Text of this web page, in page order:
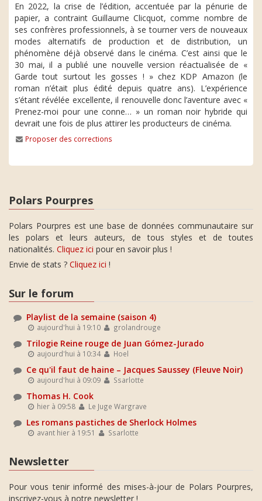
En 2022, la crise de l’édition, accentuée par la pénurie de
papier, a contraint Guillaume Clicquot, comme nombre de
ses confrères professionnels, à se tourner vers de nouveaux
modes alternatifs de production et de distribution, un
phénomène déjà observé dans le cinéma. C’est ainsi que le
30 mai, il a publié une nouvelle version réactualisée de «
Garde tout surtout les gosses ! » chez KDP Amazon (le
roman n’était plus édité depuis quatre ans). L’expérience
s’étant révélée excellente, il renouvelle donc l’aventure avec «
Prenez-moi pour une conne… » un roman noir hybride qui
devrait une fois de plus attirer les producteurs de cinéma.
Proposer des corrections
Polars Pourpres
Polars Pourpres est une base de données communautaire sur
les polars et leurs auteurs, de tous styles et de toutes
nationalités. Cliquez ici pour en savoir plus !
Envie de stats ? Cliquez ici !
Sur le forum
Playlist de la semaine (saison 4)
aujourd'hui à 19:10 grolandrouge
Trilogie Reine rouge de Juan Gómez-Jurado
aujourd'hui à 10:34 Hoel
Ce qu'il faut de haine – Jacques Saussey (Fleuve Noir)
aujourd'hui à 09:09 Ssarlotte
Thomas H. Cook
hier à 09:58 Le Juge Wargrave
Les romans pastiches de Sherlock Holmes
avant hier à 19:51 Ssarlotte
Newsletter
Pour vous tenir informé des mises-à-jour de Polars Pourpres,
inscrivez-vous à notre newsletter !